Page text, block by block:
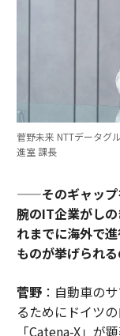
菅野未来 NTTデータグ
進室 課長
——そのギャップ
腕のIT企業がし
れまでに海外で
ものが挙げられる
菅野：自動車の
るためにドイツ
「Catena-X」が